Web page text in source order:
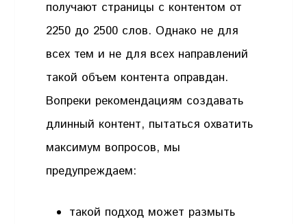
получают страницы с контентом от
2250 до 2500 слов. Однако не для
всех тем и не для всех направлений
такой объем контента оправдан.
Вопреки рекомендациям создавать
длинный контент, пытаться охватить
максимум вопросов, мы
предупреждаем:
такой подход может размыть